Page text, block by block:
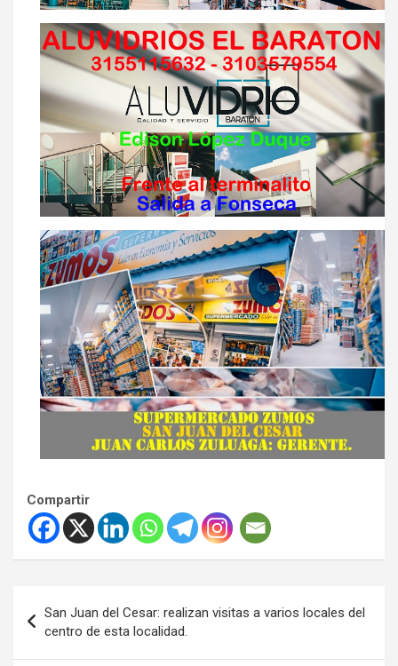
Compartir
de
entradas
San Juan del Cesar: realizan visitas a varios locales del
centro de esta localidad.